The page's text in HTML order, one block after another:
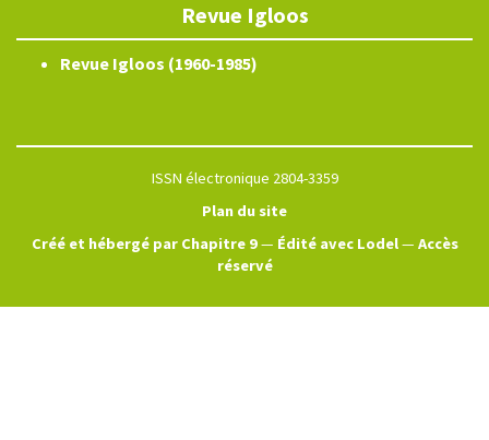
Revue Igloos
Revue Igloos (1960-1985)
ISSN électronique 2804-3359
Plan du site
Créé et hébergé par Chapitre 9— Édité avec Lodel— Accès
réservé